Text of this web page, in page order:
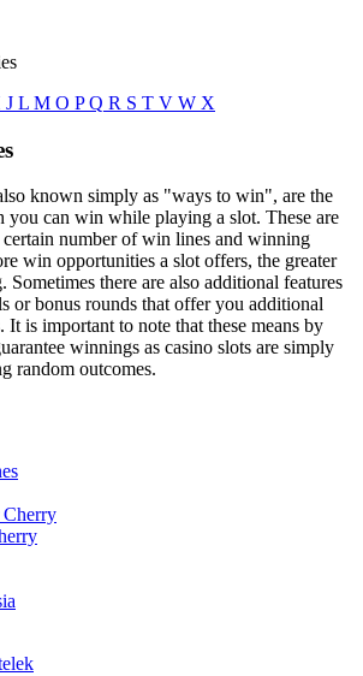
J L M O P Q R S T V W X
known simply as "ways to win", are the
you can win while playing a slot. These are
number of win lines and winning
win opportunities a slot offers, the greater
there are also additional features
or bonus rounds that offer you additional
is important to note that these means by
winnings as casino slots are simply
random outcomes.